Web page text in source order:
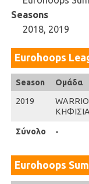
Seasons
2018, 2019
Eurohoops
Season
2019
Σύνολο
Season Ομάδα
2019
Σύνολο -
Eurohoops